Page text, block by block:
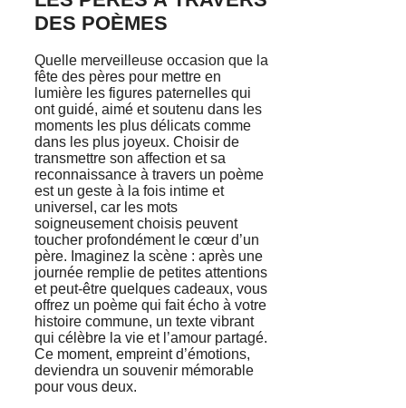
DES POÈMES
Quelle merveilleuse occasion que la
fête des pères pour mettre en
lumière les figures paternelles qui
ont guidé, aimé et soutenu dans les
moments les plus délicats comme
dans les plus joyeux. Choisir de
transmettre son affection et sa
reconnaissance à travers un poème
est un geste à la fois intime et
universel, car les mots
soigneusement choisis peuvent
toucher profondément le cœur d’un
père. Imaginez la scène : après une
journée remplie de petites attentions
et peut-être quelques cadeaux, vous
offrez un poème qui fait écho à votre
histoire commune, un texte vibrant
qui célèbre la vie et l’amour partagé.
Ce moment, empreint d’émotions,
deviendra un souvenir mémorable
pour vous deux.